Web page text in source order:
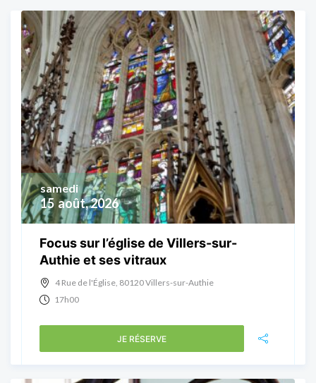
15 août, 2026
samedi
Focus sur l’église de Villers-sur-
Authie et ses vitraux
4 Rue de l'Église, 80120 Villers-sur-Authie
17h00
JE RÉSERVE